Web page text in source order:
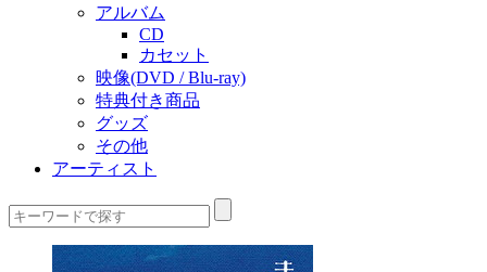
アルバム
CD
カセット
映像(DVD / Blu-ray)
特典付き商品
グッズ
その他
アーティスト